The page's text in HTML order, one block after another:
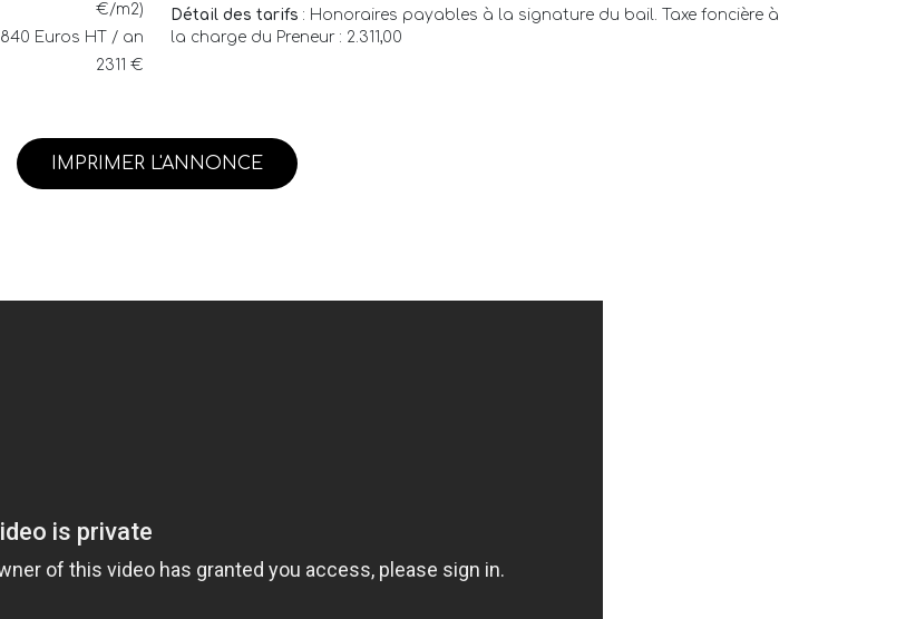
€/m2)
840 Euros HT / an
2311 €
Détail des tarifs : Honoraires payables à la signature du bail. Taxe foncière à
la charge du Preneur : 2.311,00 
IMPRIMER L'ANNONCE